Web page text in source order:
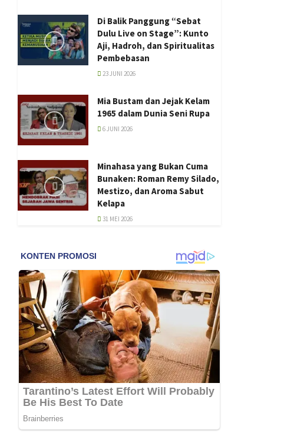
Di Balik Panggung “Sebat
Dulu Live on Stage”: Kunto
Aji, Hadroh, dan Spiritualitas
Pembebasan
23 JUNI 2026
Mia Bustam dan Jejak Kelam
1965 dalam Dunia Seni Rupa
6 JUNI 2026
Minahasa yang Bukan Cuma
Bunaken: Roman Remy Silado,
Mestizo, dan Aroma Sabut
Kelapa
31 MEI 2026